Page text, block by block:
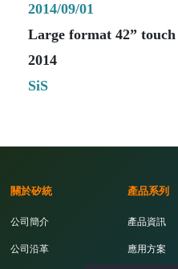
2014/09/01
Large format 42”
2014
SiS
關於矽統
公司簡介
公司沿革
產品系列
產品資訊
應用方案